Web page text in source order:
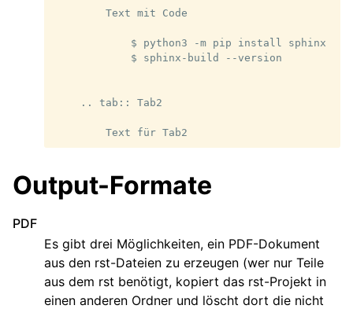
        Text mit Code
            $ python3 -m pip install sphinx
            $ sphinx-build --version
    .. tab:: Tab2
Output-Formate
PDF
Es gibt drei Möglichkeiten, ein PDF-Dokument
aus den rst-Dateien zu erzeugen (wer nur Teile
aus dem rst benötigt, kopiert das rst-Projekt in
einen anderen Ordner und löscht dort die nicht